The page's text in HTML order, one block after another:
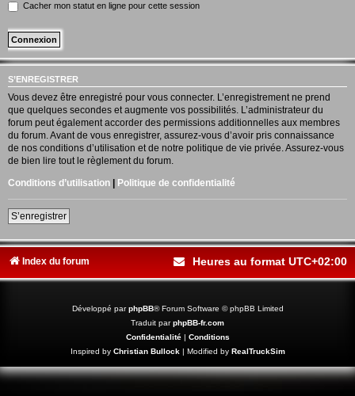
Cacher mon statut en ligne pour cette session
S’ENREGISTRER
Vous devez être enregistré pour vous connecter. L’enregistrement ne prend
que quelques secondes et augmente vos possibilités. L’administrateur du
forum peut également accorder des permissions additionnelles aux membres
du forum. Avant de vous enregistrer, assurez-vous d’avoir pris connaissance
de nos conditions d’utilisation et de notre politique de vie privée. Assurez-vous
de bien lire tout le règlement du forum.
Conditions d’utilisation
Politique de confidentialité
S’enregistrer
Index du forum Heures au format UTC+02:00
Développé parphpBB® Forum Software © phpBB Limited
Traduit parphpBB-fr.com
Confidentialité| Conditions
Inspired by Christian Bullock| Modified by RealTruckSim